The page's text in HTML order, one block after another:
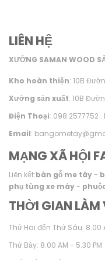
LIÊN HỆ
XƯỞNG SAMAN WOOD
Kho hoàn thiện: 10B
Xưởng sản xuất: 10B
Điện Thoại: 098.2577752
Email:
MẠNG XÃ HỘI
Liên kết:bàn gỗ me tây-
phụ tùng xe máy-
THỜI GIAN LÀM
Thứ Hai đến Thứ Sáu: 8.00
Thứ Bảy: 8.00 AM - 5.30 PM